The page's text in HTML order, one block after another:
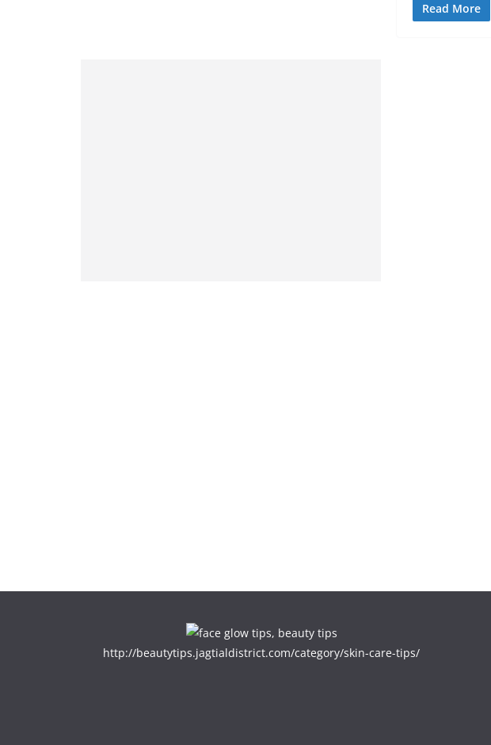
Read More
http://beautytips.jagtialdistrict.com/category/skin-care-tips/